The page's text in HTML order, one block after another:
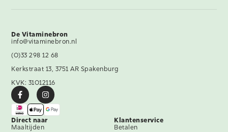
De Vitaminebron
info@vitaminebron.nl
(0)33 298 12 68
Kerkstraat 13, 3751 AR Spakenburg
KVK: 31012116
Direct naar
Maaltijden
Klantenservice
Betalen